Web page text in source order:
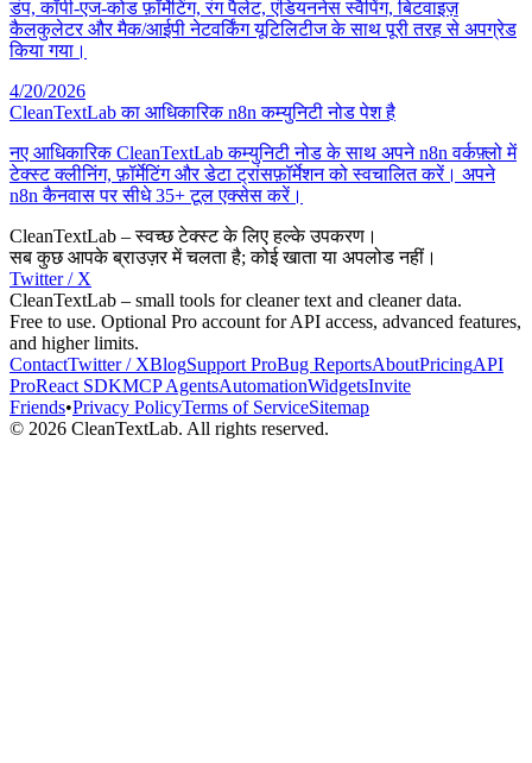
डंप, कॉपी-एज-कोड फ़ॉर्मेटिंग, रंग पैलेट, एंडियननेस स्वैपिंग, बिटवाइज़
कैलकुलेटर और मैक/आईपी नेटवर्किंग यूटिलिटीज के साथ पूरी तरह से अपग्रेड
किया गया।
4/20/2026
CleanTextLab का आधिकारिक n8n कम्युनिटी नोड पेश है
नए आधिकारिक CleanTextLab कम्युनिटी नोड के साथ अपने n8n वर्कफ़्लो में
टेक्स्ट क्लीनिंग, फ़ॉर्मेटिंग और डेटा ट्रांसफ़ॉर्मेशन को स्वचालित करें। अपने
n8n कैनवास पर सीधे 35+ टूल एक्सेस करें।
CleanTextLab – स्वच्छ टेक्स्ट के लिए हल्के उपकरण।
सब कुछ आपके ब्राउज़र में चलता है; कोई खाता या अपलोड नहीं।
Twitter / X
CleanTextLab – small tools for cleaner text and cleaner data.
Free to use. Optional Pro account for API access, advanced features,
and higher limits.
ContactTwitter / XBlogSupport ProBug ReportsAboutPricingAPI
ProReact SDKMCPAgentsAutomationWidgetsInvite
Friends•Privacy PolicyTerms of ServiceSitemap
© 2026 CleanTextLab. All rights reserved.